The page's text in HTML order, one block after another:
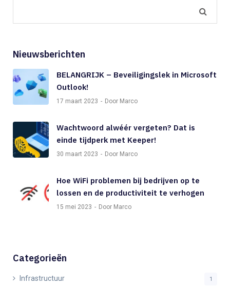
Nieuwsberichten
BELANGRIJK – Beveiligingslek in Microsoft
Outlook!
17 maart 2023 Door Marco
Wachtwoord alwéér vergeten? Dat is
einde tijdperk met Keeper!
30 maart 2023 Door Marco
Hoe WiFi problemen bij bedrijven op te
lossen en de productiviteit te verhogen
15 mei 2023 Door Marco
Categorieën
Infrastructuur 1